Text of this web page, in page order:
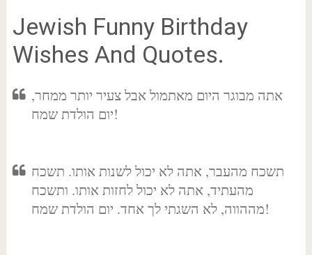
Jewish Funny Birthday
Wishes And Quotes.
אתה מבוגר היום מאתמול אבל צעיר יותר ממחר,
יום הולדת שמח!
תשכח מהעבר, אתה לא יכול לשנות אותו. תשכח
מהעתיד, אתה לא יכול לחזות אותו. ותשכח
מההווה, לא השגתי לך אחד. יום הולדת שמח!